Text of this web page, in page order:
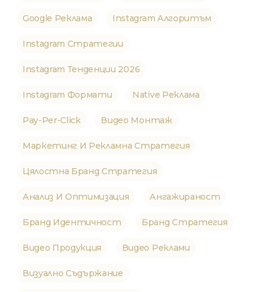
Google Реклама Instagram Алгоритъм
Instagram Стратегии
Instagram Тенденции 2026
Instagram Формати Native Реклама
Pay-Per-Click Видео Монтаж
Маркетинг И Рекламна Стратегия
Цялостна Бранд Стратегия
Анализ И Оптимизация Ангажираност
Бранд Идентичност Бранд Стратегия
Видео Продукция Видео Реклами
Визуално Съдържание